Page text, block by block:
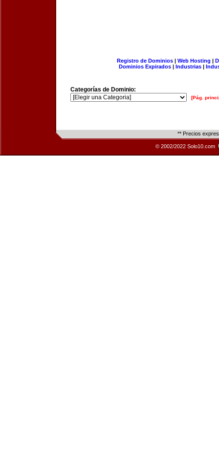
Registro de Dominios| Web Hosting |
Dominios Expirados | Industrias |
Categorías de Dominio:
[Pág.
** Precios
© 2002/2022 Solo10.com